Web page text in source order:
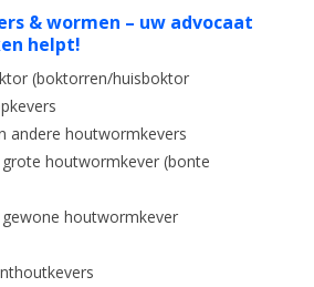
& wormen – uw advocaat
helpt!
(boktorren/huisboktor
andere houtwormkevers
houtwormkever (bonte
houtwormkever